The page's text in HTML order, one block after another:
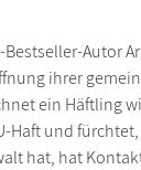
Autor
ihrer
ein Häftling
Haft und
hat, hat